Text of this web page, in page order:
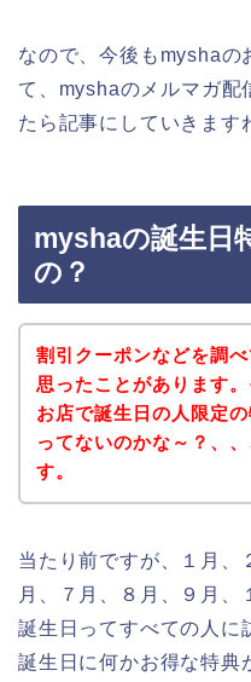
なので、今後もmyshaの
て、myshaのメルマガ配
たら記事にしていきます
myshaの誕生日
の？
割引クーポンなどを調
思ったことがあります
お店で誕生日の人限定
ってないのかな～？、
す。
当たり前ですが、１月、
月、７月、８月、９月、
誕生日ってすべての人に
誕生日に何かお得な特典